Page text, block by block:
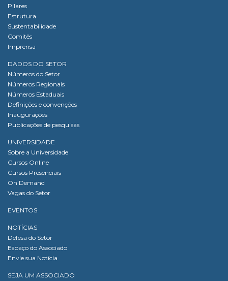
Pilares
Estrutura
Sustentabilidade
Comitês
Imprensa
DADOS DO SETOR
Números do Setor
Números Regionais
Números Estaduais
Definições e convenções
Inaugurações
Publicações de pesquisas
UNIVERSIDADE
Sobre a Universidade
Cursos Online
Cursos Presenciais
On Demand
Vagas do Setor
EVENTOS
NOTÍCIAS
Defesa do Setor
Espaço do Associado
Envie sua Notícia
SEJA UM ASSOCIADO